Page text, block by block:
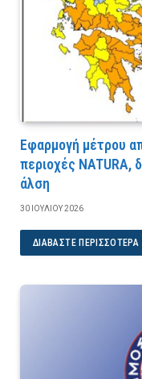
Εφαρμογή μέτρου
περιοχές NATURA,
άλση
30 ΙΟΥΛΊΟΥ 2026
ΔΙΑΒΆΣΤΕ ΠΕΡΙΣΣΌΤΕΡΑ